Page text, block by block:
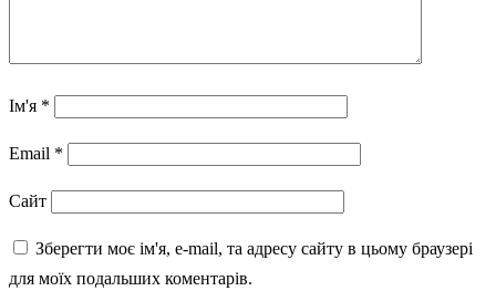
Ім'я *
Email *
Сайт
Зберегти моє ім'я, e-mail, та адресу сайту в цьому браузері
для моїх подальших коментарів.